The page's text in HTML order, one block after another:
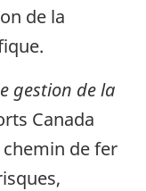
de la
gestion de la
Canada
de fer